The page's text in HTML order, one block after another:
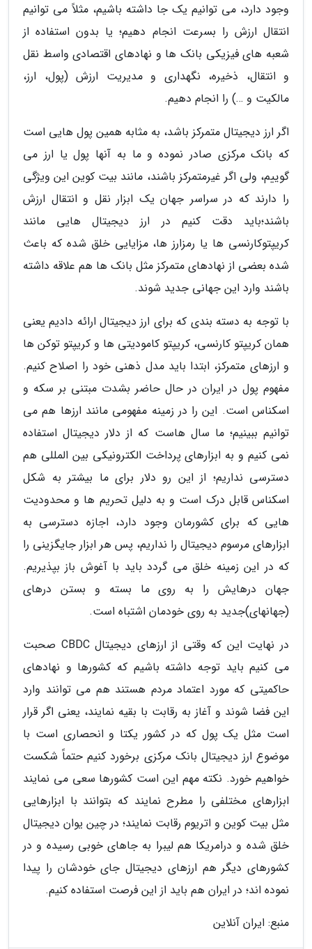
وجود دارد، می توانیم یک جا داشته باشیم، مثلاً می توانیم
انتقال ارزش را بسرعت انجام دهیم؛ یا بدون استفاده از
شعبه های فیزیکی بانک ها و نهادهای اقتصادی واسط نقل
و انتقال، ذخیره، نگهداری و مدیریت ارزش (پول، ارز،
مالکیت و …) را انجام دهیم.
اگر ارز دیجیتال متمرکز باشد، به مثابه همین پول هایی است
که بانک مرکزی صادر نموده و ما به آنها پول یا ارز می
گوییم، ولی اگر غیرمتمرکز باشند، مانند بیت کوین این ویژگی
را دارند که در سراسر جهان یک ابزار نقل و انتقال ارزش
باشند؛باید دقت کنیم در ارز دیجیتال هایی مانند
کریپتوکارنسی ها یا رمزارز ها، مزایایی خلق شده که باعث
شده بعضی از نهادهای متمرکز مثل بانک ها هم علاقه داشته
باشند وارد این جهانی جدید شوند.
با توجه به دسته بندی که برای ارز دیجیتال ارائه دادیم یعنی
همان کریپتو کارنسی، کریپتو کامودیتی ها و کریپتو توکن ها
و ارزهای متمرکز، ابتدا باید مدل ذهنی خود را اصلاح کنیم.
مفهوم پول در ایران در حال حاضر بشدت مبتنی بر سکه و
اسکناس است. این را در زمینه مفهومی مانند ارزها هم می
توانیم ببینیم؛ ما سال هاست که از دلار دیجیتال استفاده
نمی کنیم و به ابزارهای پرداخت الکترونیکی بین المللی هم
دسترسی نداریم؛ از این رو دلار برای ما بیشتر به شکل
اسکناس قابل درک است و به دلیل تحریم ها و محدودیت
هایی که برای کشورمان وجود دارد، اجازه دسترسی به
ابزارهای مرسوم دیجیتال را نداریم، پس هر ابزار جایگزینی را
که در این زمینه خلق می گردد باید با آغوش باز بپذیریم.
جهان درهایش را به روی ما بسته و بستن درهای
(جهانهای)جدید به روی خودمان اشتباه است.
در نهایت این که وقتی از ارزهای دیجیتال CBDC صحبت
می کنیم باید توجه داشته باشیم که کشورها و نهادهای
حاکمیتی که مورد اعتماد مردم هستند هم می توانند وارد
این فضا شوند و آغاز به رقابت با بقیه نمایند، یعنی اگر قرار
است مثل یک پول که در کشور یکتا و انحصاری است با
موضوع ارز دیجیتال بانک مرکزی برخورد کنیم حتماً شکست
خواهیم خورد. نکته مهم این است کشورها سعی می نمایند
ابزارهای مختلفی را مطرح نمایند که بتوانند با ابزارهایی
مثل بیت کوین و اتریوم رقابت نمایند؛ در چین یوان دیجیتال
خلق شده و درامریکا هم لیبرا به جاهای خوبی رسیده و در
کشورهای دیگر هم ارزهای دیجیتال جای خودشان را پیدا
نموده اند؛ در ایران هم باید از این فرصت استفاده کنیم.
منبع: ایران آنلاین